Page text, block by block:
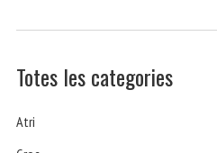
Totes les categories
Atri